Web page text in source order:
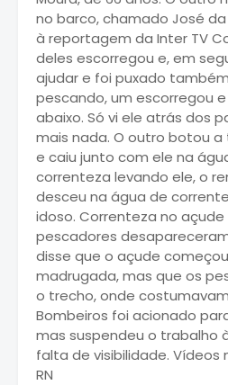
no barco, chamado José da
à reportagem da Inter TV
deles escorregou e, em
ajudar e foi puxado
pescando, um escorregou
abaixo. Só vi ele atrás dos
mais nada. O outro botou
e caiu junto com ele na
correnteza levando ele, o
desceu na água de
idoso. Correnteza no
pescadores
disse que o açude
madrugada, mas que os
o trecho, onde
Bombeiros foi acionado
mas suspendeu o trabalho
falta de visibilidade. Vídeos
RN